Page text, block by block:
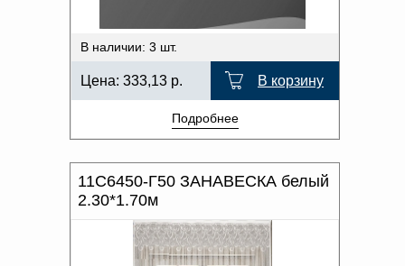
В наличии: 3 шт.
Цена: 333,13 р. В корзину
Подробнее
11С6450-Г50 ЗАНАВЕСКА белый
2.30*1.70м